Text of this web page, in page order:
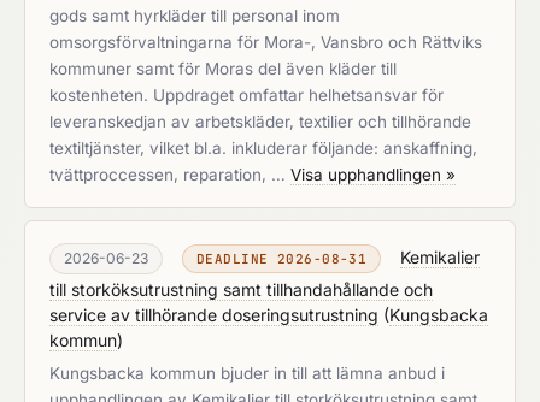
gods samt hyrkläder till personal inom
omsorgsförvaltningarna för Mora-, Vansbro och Rättviks
kommuner samt för Moras del även kläder till
kostenheten. Uppdraget omfattar helhetsansvar för
leveranskedjan av arbetskläder, textilier och tillhörande
textiltjänster, vilket bl.a. inkluderar följande: anskaffning,
tvättproccessen, reparation, … Visa upphandlingen »
2026-06-23 DEADLINE 2026-08-31
Kemikalier
till storköksutrustning samt tillhandahållande och
service av tillhörande doseringsutrustning (Kungsbacka
kommun)
Kungsbacka kommun bjuder in till att lämna anbud i